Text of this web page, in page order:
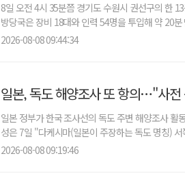
8일 오전 4시 35분쯤 경기도 수원시 권선구의 한
방당국은 장비 18대와 인력 54명을 투입해 약 20
2026-08-08 09:44:34
일본, 독도 해양조사 또 항의…"사전
일본 정부가 한국 조사선의 독도 주변 해양조사 활
성은 7일 "다케시마(일본이 주장하는 독도 명칭)
2026-08-08 09:19:46